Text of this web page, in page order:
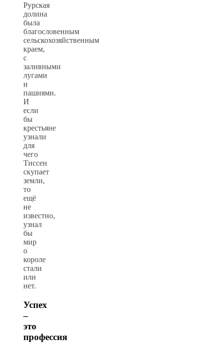
Рурская
долина
была
благословенным
сельскохозяйственным
краем,
с
заливными
лугами
и
пашнями.
И
если
бы
крестьяне
узнали
для
чего
Тиссен
скупает
земли,
то
ещё
не
известно,
узнал
бы
мир
о
короле
стали
или
нет.
Успех
–
это
профессия